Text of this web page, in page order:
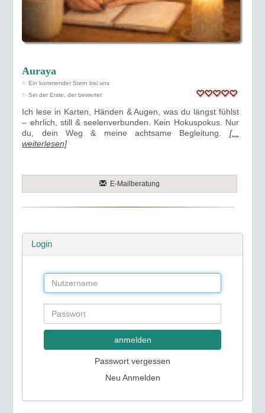
Auraya
✨ Ein kommender Stern bei uns
✨ Sei der Erste, der bewertet
Ich lese in Karten, Händen & Augen, was du längst fühlst
– ehrlich, still & seelenverbunden. Kein Hokuspokus. Nur
du, dein Weg & meine achtsame Begleitung. [...
weiterlesen]
E-Mailberatung
Login
anmelden
Passwort vergessen
Neu Anmelden